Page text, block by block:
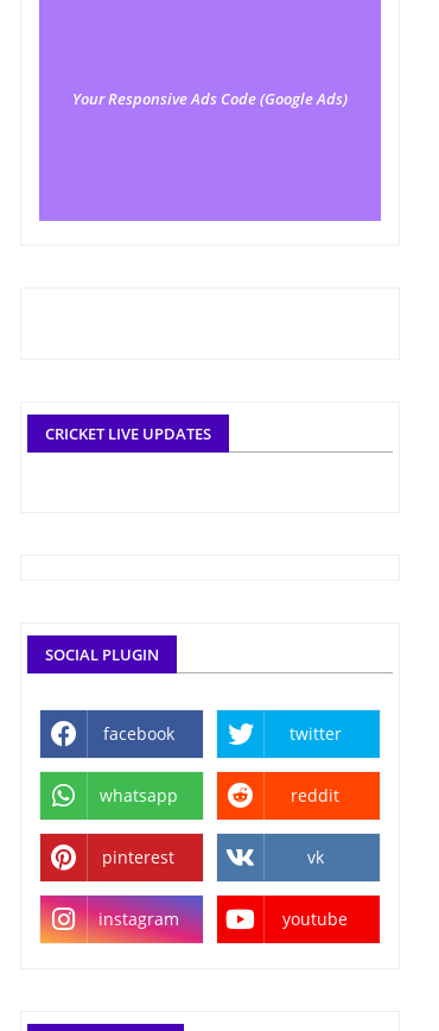
Your Responsive Ads Code (Google Ads)
CRICKET LIVE UPDATES
SOCIAL PLUGIN
facebook twitter
whatsapp reddit
pinterest vk
instagram youtube